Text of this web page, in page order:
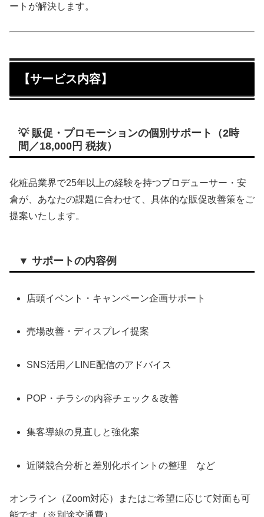
ートが解決します。
【サービス内容】
💡 販促・プロモーションの個別サポート（2時
間／18,000円 税抜）
化粧品業界で25年以上の経験を持つプロデューサー・安
倉が、あなたの課題に合わせて、具体的な販促改善策をご
提案いたします。
▼ サポートの内容例
店頭イベント・キャンペーン企画サポート
売場改善・ディスプレイ提案
SNS活用／LINE配信のアドバイス
POP・チラシの内容チェック＆改善
集客導線の見直しと強化案
近隣競合分析と差別化ポイントの整理 など
オンライン（Zoom対応）またはご希望に応じて対面も可